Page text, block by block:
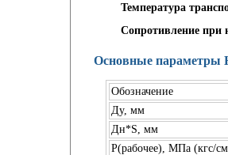
Температура
Сопротивление
Основные
Обозначение
Ду, мм
Дн*S, мм
Р(рабочее), МПа (кгс/